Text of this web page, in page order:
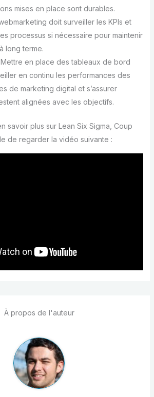
mises en place sont durables.
doit surveiller les KPIs et
processus si nécessaire pour maintenir
long terme.
en place des tableaux de bord
en continu les performances des
de marketing digital et s’assurer
alignées avec les objectifs.
savoir plus sur Lean Six Sigma, Coup
de regarder la vidéo suivante :
À propos de l'auteur